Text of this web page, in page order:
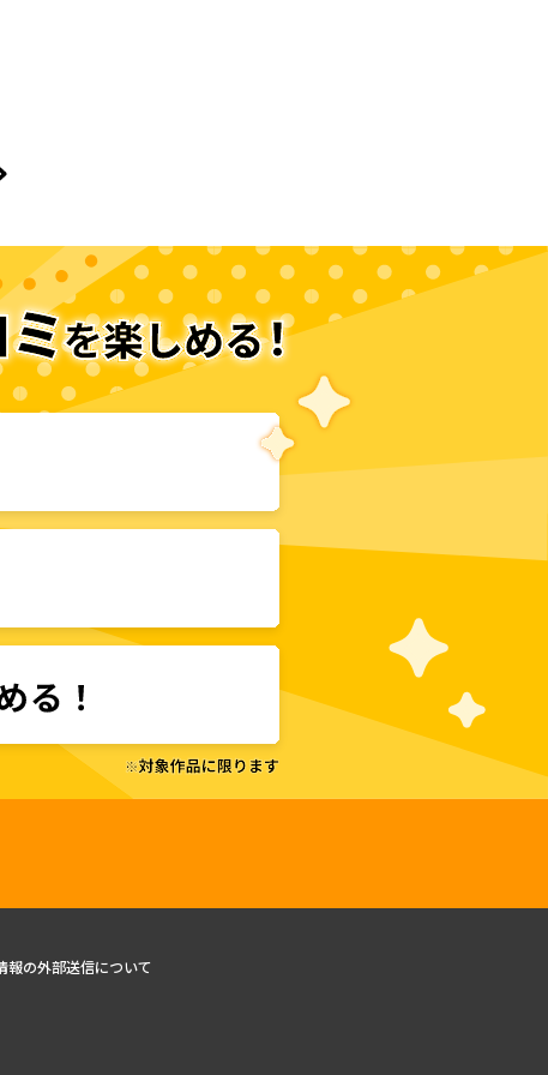
報の外部送信について